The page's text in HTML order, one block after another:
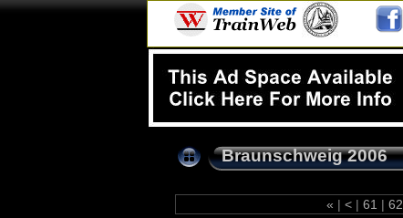
Braunschweig 2006
« | < | 61 | 62